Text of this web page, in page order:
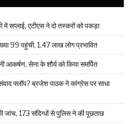
में सप्लाई, एटीएस ने दो तस्करों को पकड़ा
99 पहुंची, 1.47 लाख लोग प्रभावित
आकर्षण, सेना के शौर्य को किया समर्पित
फ्लॉप? ब्रजेश पाठक ने कांग्रेस पर साधा
जांच, 173 संदिग्धों से पुलिस ने की पूछताछ